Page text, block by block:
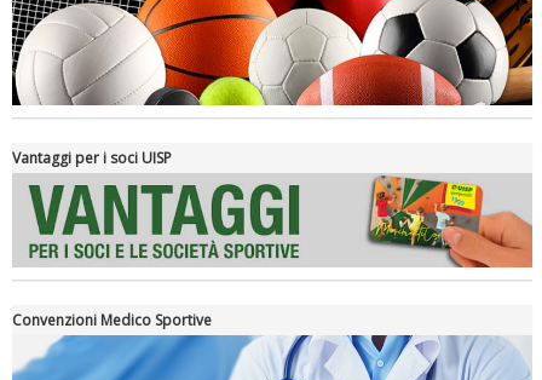
Luglio 2026: "Pensando con i piedi, si possono fare le
rivoluzioni"
Tiziano Pesce a Radio InBlu2000 traccia il bilancio della stagione
Vantaggi per i soci UISP
Convenzioni Medico Sportive